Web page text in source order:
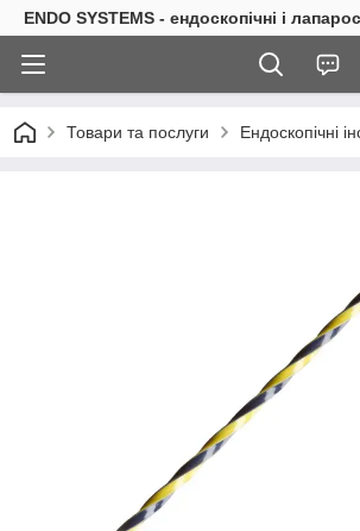
ENDO SYSTEMS - ендоскопічні і
Товари та послуги Ендоскопічні